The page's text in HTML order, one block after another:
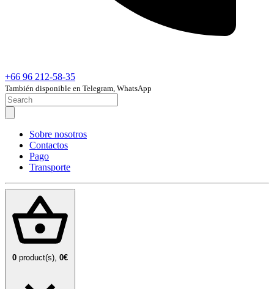
+66 96 212-58-35
También disponible en Telegram, WhatsApp
Sobre nosotros
Contactos
Pago
Transporte
0 product(s), 0€